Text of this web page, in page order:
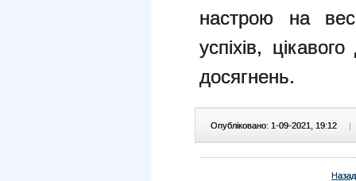
настрою на
успіхів,
досягнень.
Опубліковано: 1-09-2021, 19:12 |
Назад